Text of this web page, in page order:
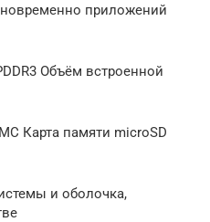
приложений
Объём встроенной
Карта памяти microSD
и оболочка,